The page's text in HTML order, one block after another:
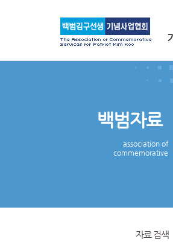
백범자료
association of
commemorative
자료 검색